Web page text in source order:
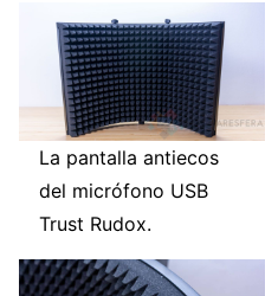
La pantalla antiecos
del micrófono USB
Trust Rudox.